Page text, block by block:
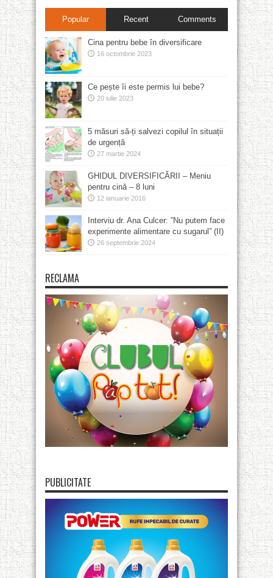
Popular Recent Comments
Cina pentru bebe în diversificare
16 octombrie 2023
Ce pește îi este permis lui bebe?
20 iulie 2023
5 măsuri să-ți salvezi copilul în situații
de urgență
27 martie 2024
GHIDUL DIVERSIFICĂRII – Meniu
pentru cină – 8 luni
12 ianuarie 2016
Interviu dr. Ana Culcer: ”Nu putem face
experimente alimentare cu sugarul” (II)
26 septembrie 2024
RECLAMA
PUBLICITATE